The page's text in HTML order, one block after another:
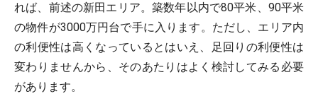
れば、前述の新田エリア。築数年以内で80平米、90平米
の物件が3000万円台で手に入ります。ただし、エリア内
の利便性は高くなっているとはいえ、足回りの利便性は
変わりませんから、そのあたりはよく検討してみる必要
があります。